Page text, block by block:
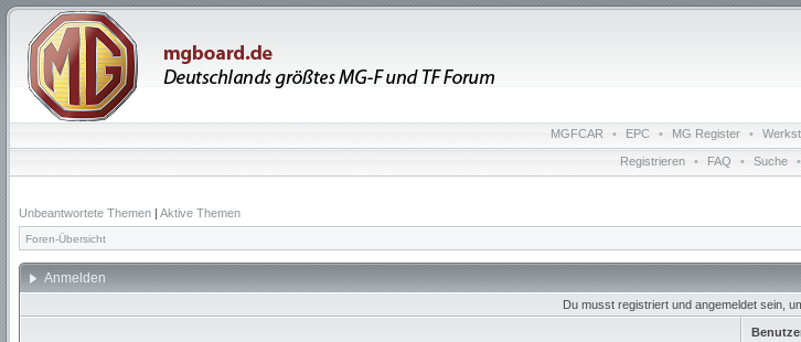
MGFCAR • EPC • MG Register •
Registrieren • FAQ • Suche •
Unbeantwortete Themen | Aktive Themen
Foren-Übersicht
Anmelden
Du musst registriert und angemeldet sein,